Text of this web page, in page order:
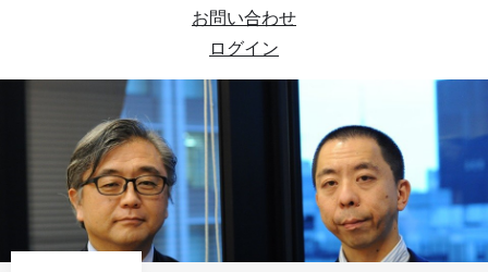
お問い合わせ
ログイン